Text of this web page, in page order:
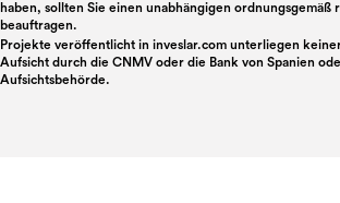
haben, sollten Sie einen unabhängigen ordnungsgemäß
beauftragen.
Projekte veröffentlicht in inveslar.com unterliegen
Aufsicht durch die CNMV oder die Bank von Spanien
Aufsichtsbehörde.